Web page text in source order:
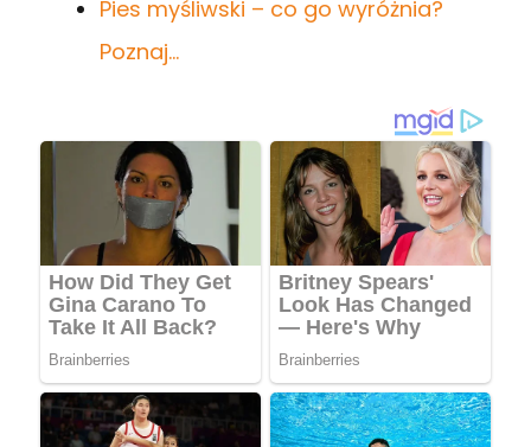
Pies myśliwski – co go wyróżnia?
Poznaj…